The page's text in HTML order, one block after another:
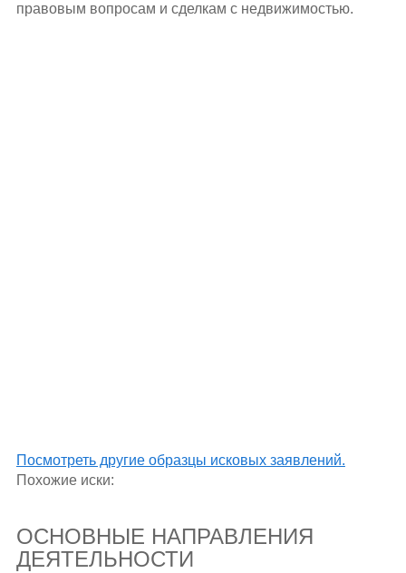
правовым вопросам и сделкам с недвижимостью.
Посмотреть другие образцы исковых заявлений.
Похожие иски:
ОСНОВНЫЕ НАПРАВЛЕНИЯ
ДЕЯТЕЛЬНОСТИ